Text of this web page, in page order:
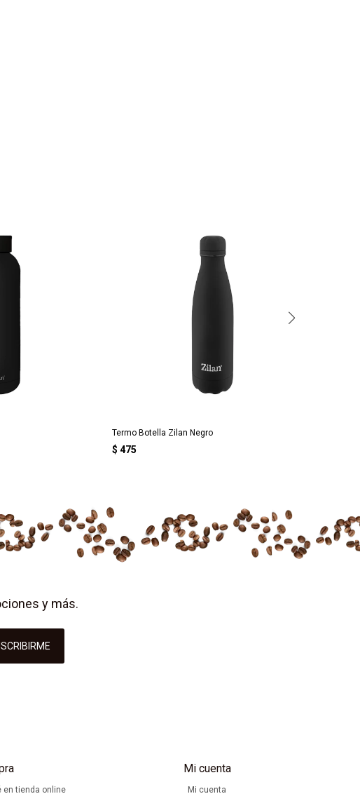
Termo Botella Zilan Negro
$ 475
en tienda online
Mi cuenta
Mi cuenta
y más.